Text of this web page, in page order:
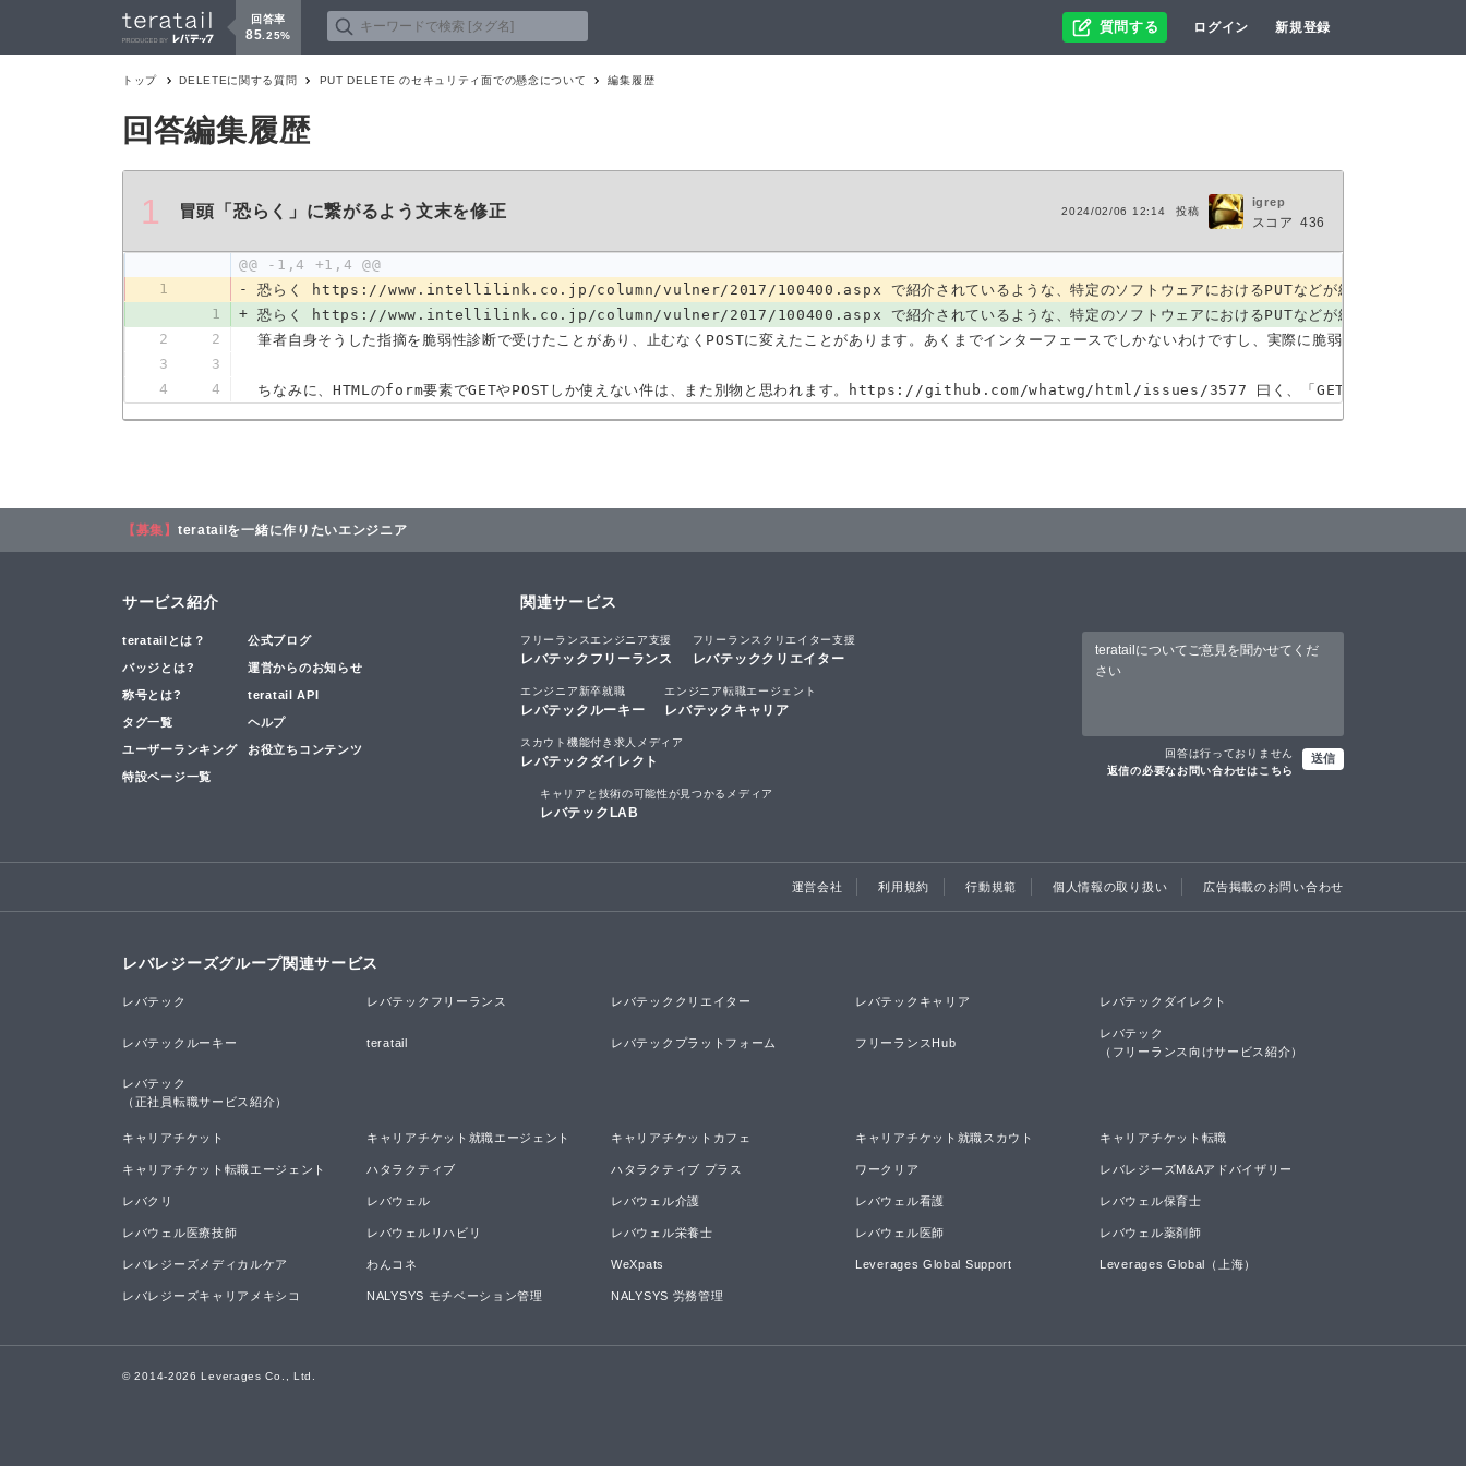
回答率
85 25% 質問する ログイン 新規登録
トップ DELETEに関する質問 PUT DELETE のセキュリティ面での懸念について 編集履歴
回答編集履歴
1 冒頭「恐らく」に繋がるよう文末を修正 2024/02/06 12:14 投稿
igrep
スコア 436
@@ -1,4 +1,4 @@
1
-
恐らく https://www.intellilink.co.jp/column/vulner/2017/100400.aspx で紹介されているような、特定のソフトウェアにおけるPUTなどが絡んだ脆弱性
1
+
恐らく https://www.intellilink.co.jp/column/vulner/2017/100400.aspx で紹介されているような、特定のソフトウェアにおけるPUTなどが絡んだ脆弱性が拡
2
2
筆者自身そうした指摘を脆弱性診断で受けたことがあり、止むなくPOSTに変えたことがあります。あくまでインターフェースでしかないわけですし、実際に脆弱なのは実装の
3
3
4
4 ちなみに、HTMLのform要素でGETやPOSTしか使えない件は、また別物と思われます。https://github.com/whatwg/html/issues/3577 曰く、「GETやPOSTも使えるよう
【募集】 teratailを一緒に作りたいエンジニア
サービス紹介
teratailとは？ 公式ブログ
バッジとは? 運営からのお知らせ
称号とは? teratail API
タグ一覧 ヘルプ
ユーザーランキング お役立ちコンテンツ
特設ページ一覧
関連サービス
フリーランスエンジニア支援
レバテックフリーランス
フリーランスクリエイター支援
レバテッククリエイター
エンジニア新卒就職
レバテックルーキー
エンジニア転職エージェント
レバテックキャリア
スカウト機能付き求人メディア
レバテックダイレクト
キャリアと技術の可能性が見つかるメディア
レバテックLAB
回答は行っておりません
返信の必要なお問い合わせはこちら
送信
運営会社 利用規約 行動規範 個人情報の取り扱い 広告掲載のお問い合わせ
レバレジーズグループ関連サービス
レバテック レバテックフリーランス レバテッククリエイター レバテックキャリア レバテックダイレクト
レバテックルーキー teratail レバテックプラットフォーム フリーランスHub
レバテック
（フリーランス向けサービス紹介）
レバテック
（正社員転職サービス紹介）
キャリアチケット キャリアチケット就職エージェント キャリアチケットカフェ キャリアチケット就職スカウト キャリアチケット転職
キャリアチケット転職エージェント ハタラクティブ ハタラクティブ プラス ワークリア レバレジーズM&Aアドバイザリー
レバクリ レバウェル レバウェル介護 レバウェル看護 レバウェル保育士
レバウェル医療技師 レバウェルリハビリ レバウェル栄養士 レバウェル医師 レバウェル薬剤師
レバレジーズメディカルケア わんコネ WeXpats Leverages Global Support Leverages Global（上海）
レバレジーズキャリアメキシコ NALYSYS モチベーション管理 NALYSYS 労務管理
© 2014-2026 Leverages Co., Ltd.